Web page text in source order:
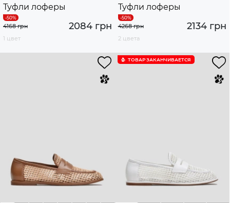
Туфли лоферы
2084 грн
4168 грн
1 цвет
Туфли лоферы
2134 грн
4268 грн
2 цвета
ТОВАР ЗАКАНЧИВАЕТСЯ